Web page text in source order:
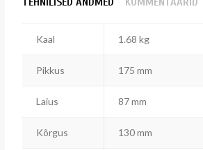
Kaal 1.68 kg
Pikkus 175 mm
Laius 87 mm
Kõrgus 130 mm